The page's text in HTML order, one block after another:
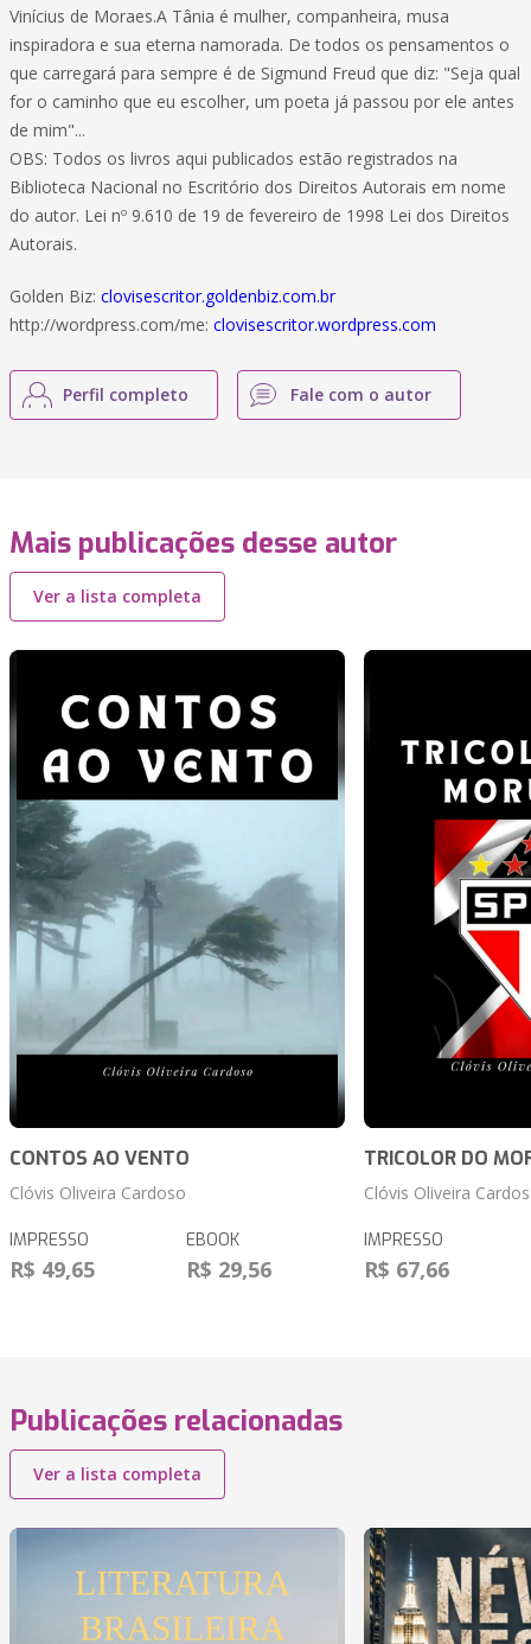
Vinícius de Moraes.A Tânia é mulher, companheira, musa
inspiradora e sua eterna namorada. De todos os pensamentos o
que carregará para sempre é de Sigmund Freud que diz: "Seja qual
for o caminho que eu escolher, um poeta já passou por ele antes
de mim"...
OBS: Todos os livros aqui publicados estão registrados na
Biblioteca Nacional no Escritório dos Direitos Autorais em nome
do autor. Lei nº 9.610 de 19 de fevereiro de 1998 Lei dos Direitos
Autorais.
Golden Biz: clovisescritor.goldenbiz.com.br
http://wordpress.com/me: clovisescritor.wordpress.com
Perfil completo Fale com o autor
Mais publicações desse autor
Ver a lista completa
CONTOS AO VENTO
Clóvis Oliveira Cardoso
IMPRESSO
R$ 49,65
EBOOK
R$ 29,56
TRICOLOR DO
Clóvis Oliveira
IMPRESSO
R$ 67,66
Publicações relacionadas
Ver a lista completa